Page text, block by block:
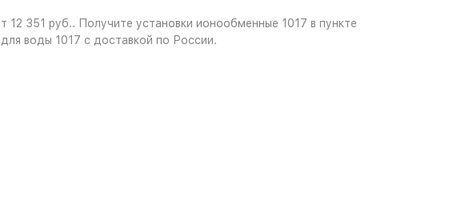
351 руб.. Получите установки ионообменные 1017 в пункте
воды 1017 с доставкой по России.